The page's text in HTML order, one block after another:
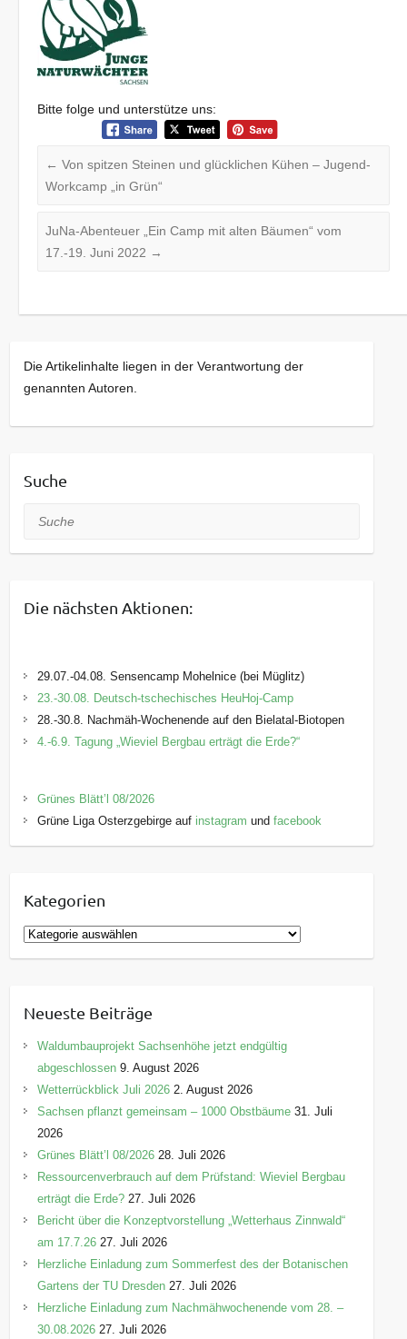
Bitte folge und unterstütze uns:
← Von spitzen Steinen und glücklichen Kühen – Jugend-
Workcamp „in Grün“
JuNa-Abenteuer „Ein Camp mit alten Bäumen“ vom
17.-19. Juni 2022 →
Die Artikelinhalte liegen in der Verantwortung der
genannten Autoren.
Suche
Suche
Die nächsten Aktionen:
29.07.-04.08. Sensencamp Mohelnice (bei Müglitz)
23.-30.08. Deutsch-tschechisches HeuHoj-Camp
28.-30.8. Nachmäh-Wochenende auf den Bielatal-Biotopen
4.-6.9. Tagung „Wieviel Bergbau erträgt die Erde?“
Grünes Blätt’l 08/2026
Grüne Liga Osterzgebirge auf instagram undfacebook
Kategorien
K
a
g
o
i
e
Neueste Beiträge
Waldumbauprojekt Sachsenhöhe jetzt endgültig
abgeschlossen 9. August 2026
Wetterrückblick Juli 2026 2. August 2026
Sachsen pflanzt gemeinsam – 1000 Obstbäume 31. Juli
2026
Grünes Blätt’l 08/2026 28. Juli 2026
Ressourcenverbrauch auf dem Prüfstand: Wieviel Bergbau
erträgt die Erde? 27. Juli 2026
Bericht über die Konzeptvorstellung „Wetterhaus Zinnwald“
am 17.7.26 27. Juli 2026
Herzliche Einladung zum Sommerfest des der Botanischen
Gartens der TU Dresden 27. Juli 2026
Herzliche Einladung zum Nachmähwochenende vom 28. –
30.08.2026 27. Juli 2026